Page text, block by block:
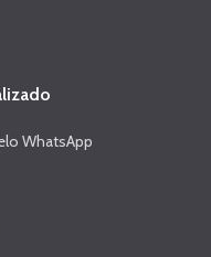
WhatsApp